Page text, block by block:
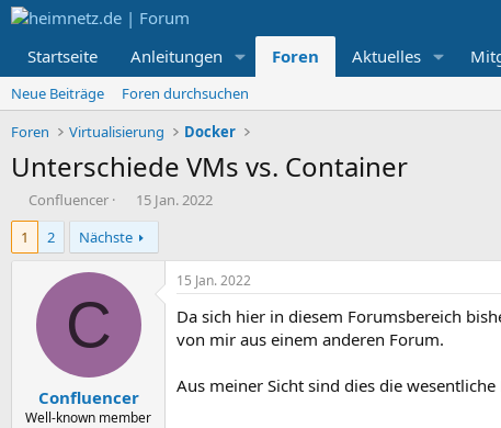
Startseite Anleitungen Foren Aktuelles
Neue Beiträge
Foren durchsuchen
Foren
Virtualisierung Docker
Unterschiede VMs vs. Container
E
r
t
Confluencer
E
r
s
t
l
t
a
15 Jan. 2022
1
2 Nächste
C
Confluencer
Well-known member
15 Jan. 2022
Da sich hier in diesem Forumsbereich
von mir aus einem anderen Forum.
Aus meiner Sicht sind dies die